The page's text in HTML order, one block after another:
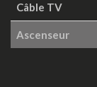
Câble TV
Ascenseur